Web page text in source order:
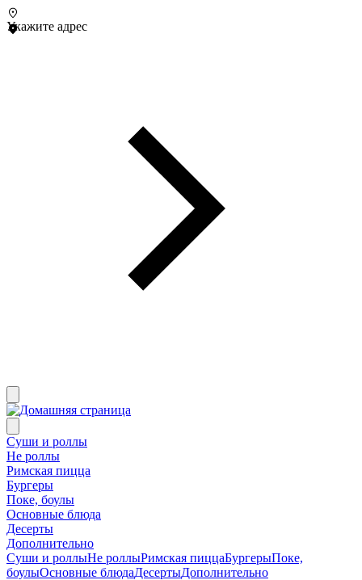
Укажите адрес
Суши и роллы
Не роллы
Римская пицца
Бургеры
Поке, боулы
Основные блюда
Десерты
Дополнительно
Суши и роллыНе роллыРимская пиццаБургерыПоке,
боулыОсновные блюдаДесертыДополнительно